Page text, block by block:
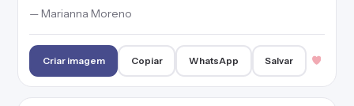
— Marianna Moreno
Criar imagem Copiar WhatsApp Salvar